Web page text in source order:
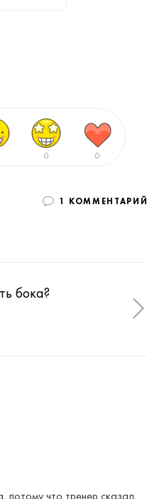
0 0
1 КОММЕНТАРИЙ
бока?
потому что тренер сказал,